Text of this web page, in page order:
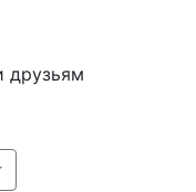
друзьям